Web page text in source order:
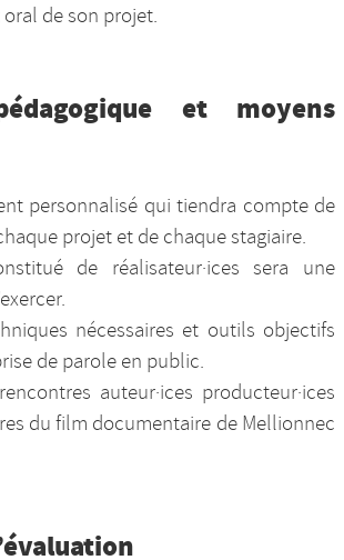
de son projet.
et moyens
personnalisé qui tiendra compte de
projet et de chaque stagiaire.
de réalisateur·ices sera une
nécessaires et outils objectifs
de parole en public.
auteur·ices producteur·ices
du film documentaire de Mellionnec